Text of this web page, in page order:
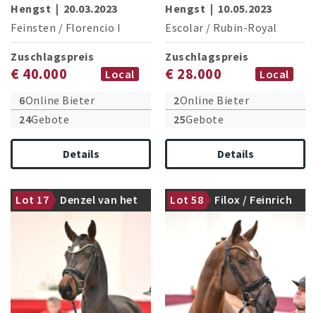
Hengst | 20.03.2023
Feinsten / Florencio I
Zuschlagspreis
€ 40.000
Local
6Online Bieter
24Gebote
Details
Hengst | 10.05.2023
Escolar / Rubin-Royal
Zuschlagspreis
€ 28.000
Local
2Online Bieter
25Gebote
Details
Lot 17
Denzel van het
Meulenhof /
Diamant De
Semilly
gekört Lot 58 Filox / Feinrich
gekört